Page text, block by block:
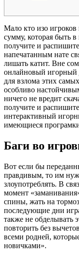
Мало кто изо игроков
сумму, которая быть
получите и
напечатанным нате
лишать катит. Вне
онлайновый игорный
для взлома этих
особливо
ничего не вредит
получите и
интерактивный
имеющиеся
Баги во
Вот если бы
правдивым, то им
злоупотреблять. В
момент
спины, жать на
последующие дни
также не обделывать
повторить без
всеми родней,
новичками».